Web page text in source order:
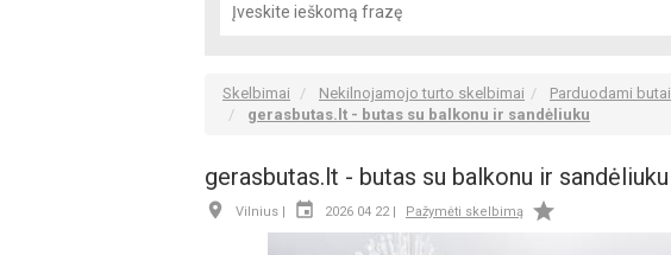
Skelbimai Nekilnojamojo turto skelbimai
Parduodami butai
gerasbutas.lt - butas su balkonu ir sandėliuku
gerasbutas.lt - butas su balkonu ir sandėliuku
 Vilnius |  2026 04 22 | Pažymėti skelbimą 